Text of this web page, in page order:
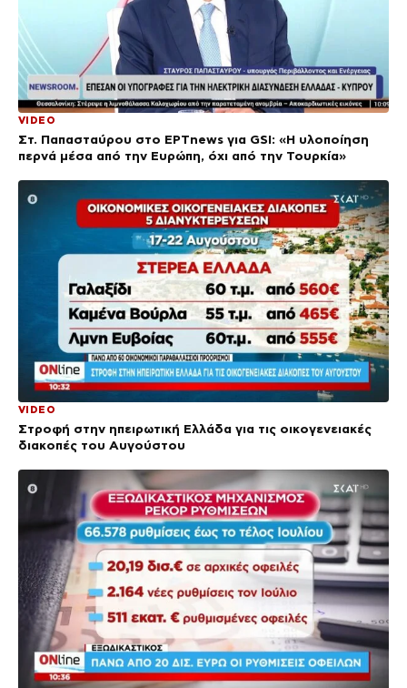
VIDEO
Στ. Παπασταύρου στο ΕΡΤnews για GSI: «Η υλοποίηση
περνά μέσα από την Ευρώπη, όχι από την Τουρκία»
VIDEO
Στροφή στην ηπειρωτική Ελλάδα για τις οικογενειακές
διακοπές του Αυγούστου